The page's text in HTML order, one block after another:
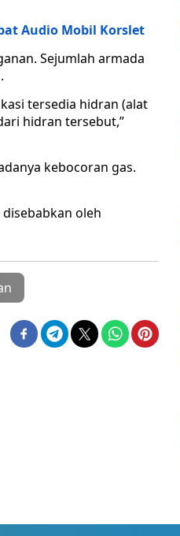
Audio Mobil Korslet
Sejumlah armada
tersedia hidran (alat
hidran tersebut,”
kebocoran gas.
oleh